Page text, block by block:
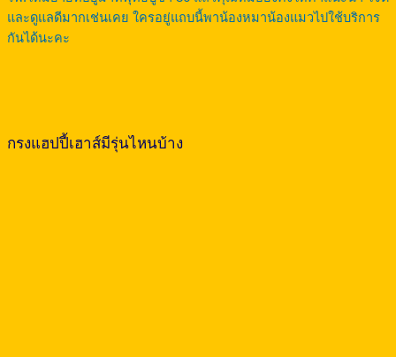
และดูแลดีมากเช่นเคย ใครอยู่แถบนี้พาน้องหมาน้องแมวไปใช้บริการ
กันได้นะคะ
กรงแฮปปี้เฮาส์มีรุ่นไหนบ้าง